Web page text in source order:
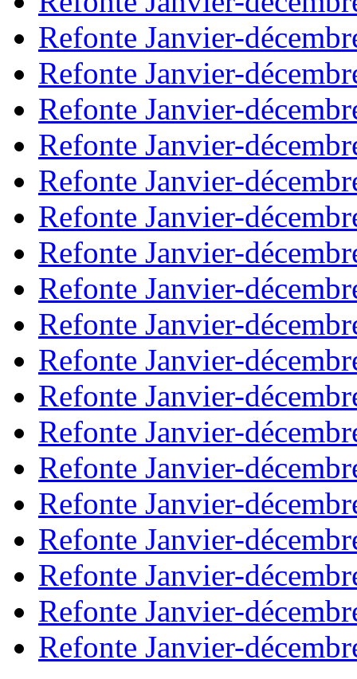
Refonte Janvier-
Refonte Janvier-
Refonte Janvier-
Refonte Janvier-
Refonte Janvier-
Refonte Janvier-
Refonte Janvier-
Refonte Janvier-
Refonte Janvier-
Refonte Janvier-
Refonte Janvier-
Refonte Janvier-
Refonte Janvier-
Refonte Janvier-
Refonte Janvier-
Refonte Janvier-
Refonte Janvier-
Refonte Janvier-